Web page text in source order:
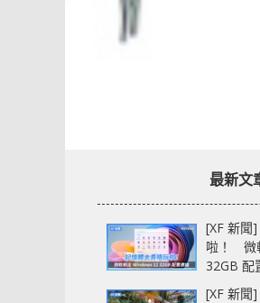
最新文
[XF 新聞
啦！ 微
32GB 配
[XF 新聞